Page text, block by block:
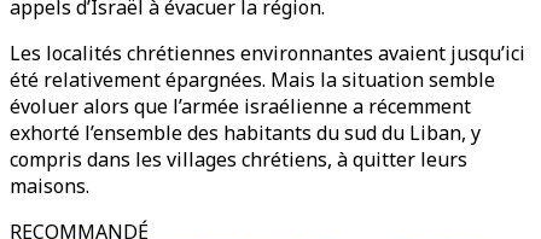
appels d’Israël à évacuer la région.
Les localités chrétiennes environnantes avaient jusqu’ici
été relativement épargnées. Mais la situation semble
évoluer alors que l’armée israélienne a récemment
exhorté l’ensemble des habitants du sud du Liban, y
compris dans les villages chrétiens, à quitter leurs
maisons.
RECOMMANDÉ